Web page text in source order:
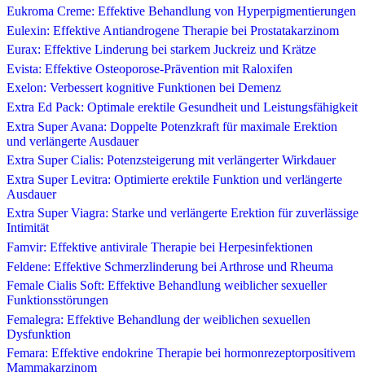
Eukroma Creme: Effektive Behandlung von Hyperpigmentierungen
Eulexin: Effektive Antiandrogene Therapie bei Prostatakarzinom
Eurax: Effektive Linderung bei starkem Juckreiz und Krätze
Evista: Effektive Osteoporose-Prävention mit Raloxifen
Exelon: Verbessert kognitive Funktionen bei Demenz
Extra Ed Pack: Optimale erektile Gesundheit und Leistungsfähigkeit
Extra Super Avana: Doppelte Potenzkraft für maximale Erektion
und verlängerte Ausdauer
Extra Super Cialis: Potenzsteigerung mit verlängerter Wirkdauer
Extra Super Levitra: Optimierte erektile Funktion und verlängerte
Ausdauer
Extra Super Viagra: Starke und verlängerte Erektion für zuverlässige
Intimität
Famvir: Effektive antivirale Therapie bei Herpesinfektionen
Feldene: Effektive Schmerzlinderung bei Arthrose und Rheuma
Female Cialis Soft: Effektive Behandlung weiblicher sexueller
Funktionsstörungen
Femalegra: Effektive Behandlung der weiblichen sexuellen
Dysfunktion
Femara: Effektive endokrine Therapie bei hormonrezeptorpositivem
Mammakarzinom